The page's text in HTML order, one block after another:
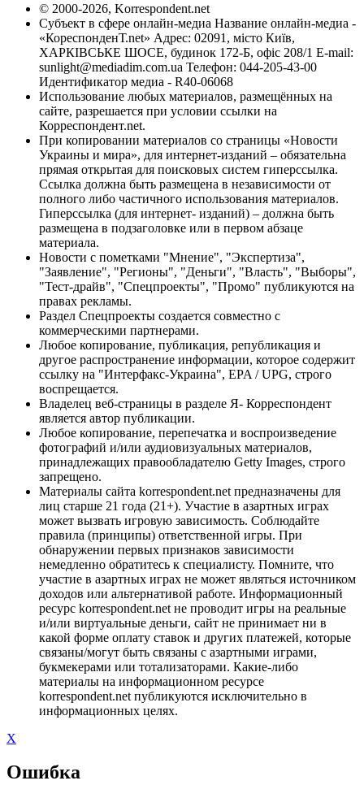
© 2000-2026, Korrespondent.net
Субъект в сфере онлайн-медиа Название онлайн-медиа -
«КореспонденТ.net» Адрес: 02091, місто Київ,
ХАРКІВСЬКЕ ШОСЕ, будинок 172-Б, офіс 208/1 E-mail:
sunlight@mediadim.com.ua Телефон: 044-205-43-00
Идентификатор медиа - R40-06068
Использование любых материалов, размещённых на
сайте, разрешается при условии ссылки на
Корреспондент.net.
При копировании материалов со страницы «Новости
Украины и мира», для интернет-изданий – обязательна
прямая открытая для поисковых систем гиперссылка.
Ссылка должна быть размещена в независимости от
полного либо частичного использования материалов.
Гиперссылка (для интернет- изданий) – должна быть
размещена в подзаголовке или в первом абзаце
материала.
Новости с пометками "Мнение", "Экспертиза",
"Заявление", "Регионы", "Деньги", "Власть", "Выборы",
"Тест-драйв", "Спецпроекты", "Промо" публикуются на
правах рекламы.
Раздел Спецпроекты создается совместно с
коммерческими партнерами.
Любое копирование, публикация, републикация и
другое распространение информации, которое содержит
ссылку на "Интерфакс-Украина", EPA / UPG, строго
воспрещается.
Владелец веб-страницы в разделе Я- Корреспондент
является автор публикации.
Любое копирование, перепечатка и воспроизведение
фотографий и/или аудиовизуальных материалов,
принадлежащих правообладателю Getty Images, строго
запрещено.
Материалы сайта korrespondent.net предназначены для
лиц старше 21 года (21+). Участие в азартных играх
может вызвать игровую зависимость. Соблюдайте
правила (принципы) ответственной игры. При
обнаружении первых признаков зависимости
немедленно обратитесь к специалисту. Помните, что
участие в азартных играх не может являться источником
доходов или альтернативой работе. Информационный
ресурс korrespondent.net не проводит игры на реальные
и/или виртуальные деньги, сайт не принимает ни в
какой форме оплату ставок и других платежей, которые
связаны/могут быть связаны с азартными играми,
букмекерами или тотализаторами. Какие-либо
материалы на информационном ресурсе
korrespondent.net публикуются исключительно в
информационных целях.
X
Ошибка